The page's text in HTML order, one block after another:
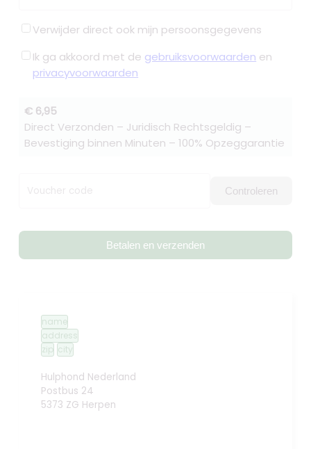
Verwijder direct ook mijn persoonsgegevens
Ik ga akkoord met de gebruiksvoorwaarden en
privacyvoorwaarden
€ 6,95
Direct Verzonden – Juridisch Rechtsgeldig –
Bevestiging binnen Minuten – 100% Opzeggarantie
Voucher code Controleren
Betalen en verzenden
name
address
zip city
Hulphond Nederland
Postbus 24
5373 ZG Herpen